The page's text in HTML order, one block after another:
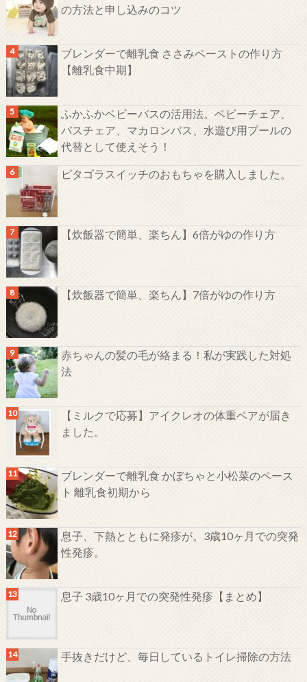
の方法と申し込みのコツ
ブレンダーで離乳食 ささみペーストの作り方
【離乳食中期】
ふかふかベビーバスの活用法。ベビーチェア、
バスチェア、マカロンバス、水遊び用プールの
代替として使えそう！
ピタゴラスイッチのおもちゃを購入しました。
【炊飯器で簡単、楽ちん】6倍がゆの作り方
【炊飯器で簡単、楽ちん】7倍がゆの作り方
赤ちゃんの髪の毛が絡まる！私が実践した対処
法
【ミルクで応募】アイクレオの体重ベアが届き
ました。
ブレンダーで離乳食 かぼちゃと小松菜のペース
ト 離乳食初期から
息子、下熱とともに発疹が。3歳10ヶ月での突発
性発疹。
息子 3歳10ヶ月での突発性発疹【まとめ】
手抜きだけど、毎日しているトイレ掃除の方法